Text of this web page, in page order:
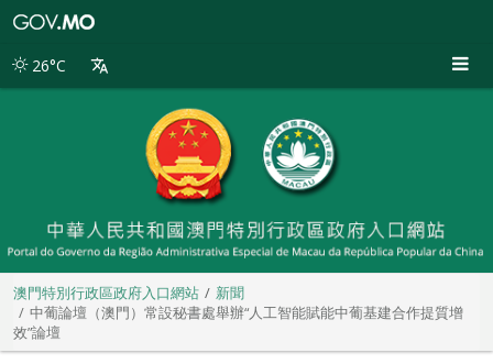
別
26°C
澳門特別行政區政府入口網站
新聞
中葡論壇（澳門）常設秘書處舉辦“人工智能賦能中葡基建合作提質增
效”論壇